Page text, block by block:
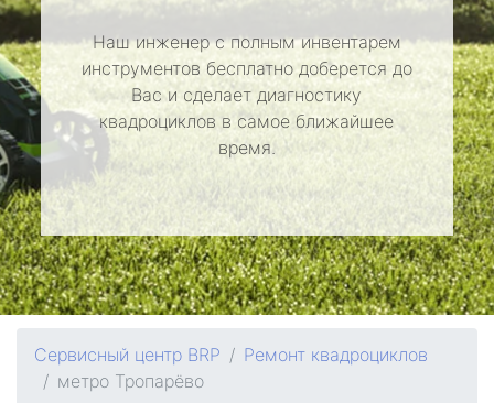
Наш инженер с полным инвентарем
инструментов бесплатно доберется до
Вас и сделает диагностику
квадроциклов в самое ближайшее
время.
Сервисный центр BRP
Ремонт квадроциклов
метро Тропарёво